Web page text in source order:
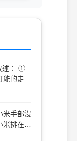
： ①
的走向
思考的能
米手部沒
排在同
然地提